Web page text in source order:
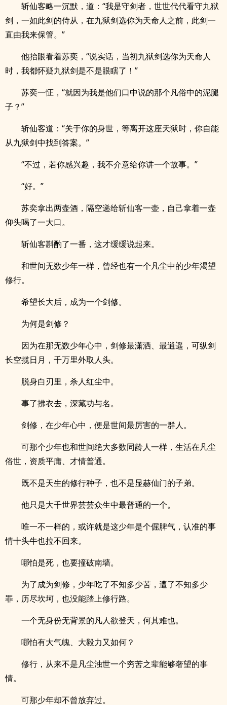
斩仙客略一沉默，道：“我是守剑者，世世代代看守九狱
剑，一如此剑的侍从，在九狱剑选你为天命人之前，此剑一
直由我来保管。”
他抬眼看着苏奕，“说实话，当初九狱剑选你为天命人
时，我都怀疑九狱剑是不是眼瞎了！”
苏奕一怔，“就因为我是他们口中说的那个凡俗中的泥腿
子？”
斩仙客道：“关于你的身世，等离开这座天狱时，你自能
从九狱剑中找到答案。”
“不过，若你感兴趣，我不介意给你讲一个故事。”
“好。”
苏奕拿出两壶酒，隔空递给斩仙客一壶，自己拿着一壶
仰头喝了一大口。
斩仙客斟酌了一番，这才缓缓说起来。
和世间无数少年一样，曾经也有一个凡尘中的少年渴望
修行。
希望长大后，成为一个剑修。
为何是剑修？
因为在那无数少年心中，剑修最潇洒、最逍遥，可纵剑
长空揽日月，千万里外取人头。
脱身白刃里，杀人红尘中。
事了拂衣去，深藏功与名。
剑修，在少年心中，便是世间最厉害的一群人。
可那个少年也和世间绝大多数同龄人一样，生活在凡尘
俗世，资质平庸、才情普通。
既不是天生的修行种子，也不是显赫仙门的子弟。
他只是大千世界芸芸众生中最普通的一个。
唯一不一样的，或许就是这少年是个倔脾气，认准的事
情十头牛也拉不回来。
哪怕是死，也要撞破南墙。
为了成为剑修，少年吃了不知多少苦，遭了不知多少
罪，历尽坎坷，也没能踏上修行路。
一个无身份无背景的凡人欲登天，何其难也。
哪怕有大气魄、大毅力又如何？
修行，从来不是凡尘浊世一个穷苦之辈能够奢望的事
情。
可那少年却不曾放弃过。